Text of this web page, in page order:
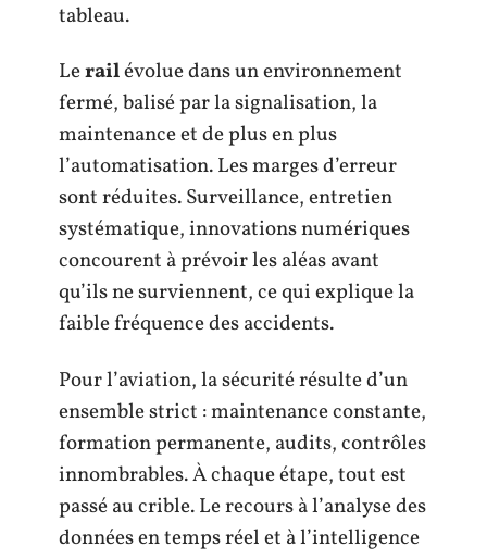
tableau.
Lerailévolue dans un environnement
fermé, balisé par la signalisation, la
maintenance et de plus en plus
l’automatisation. Les marges d’erreur
sont réduites. Surveillance, entretien
systématique, innovations numériques
concourent à prévoir les aléas avant
qu’ils ne surviennent, ce qui explique la
faible fréquence des accidents.
Pour l’aviation, la sécurité résulte d’un
ensemble strict : maintenance constante,
formation permanente, audits, contrôles
innombrables. À chaque étape, tout est
passé au crible. Le recours à l’analyse des
données en temps réel et à l’intelligence